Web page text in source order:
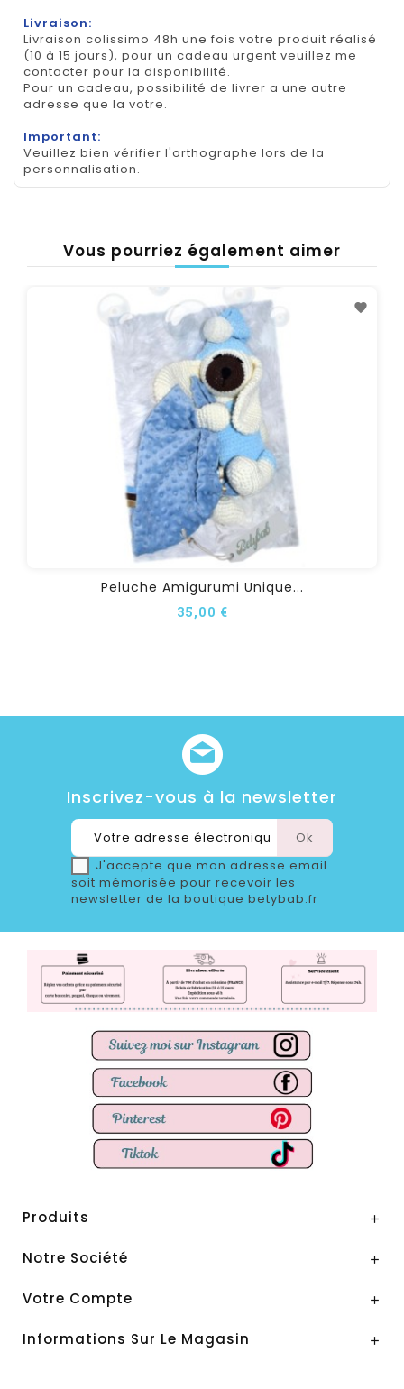
Livraison:
Livraison colissimo 48h une fois votre produit réalisé
(10 à 15 jours), pour un cadeau urgent veuillez me
contacter pour la disponibilité.
Pour un cadeau, possibilité de livrer a une autre
adresse que la votre.
Important:
Veuillez bien vérifier l'orthographe lors de la
personnalisation.
Vous pourriez également aimer
Peluche Amigurumi Unique...
35,00 €
Inscrivez-vous à la newsletter
J'accepte que mon adresse email
soit mémorisée pour recevoir les
newsletter de la boutique betybab.fr
Produits 
Notre Société 
Votre Compte 
Informations Sur Le Magasin 